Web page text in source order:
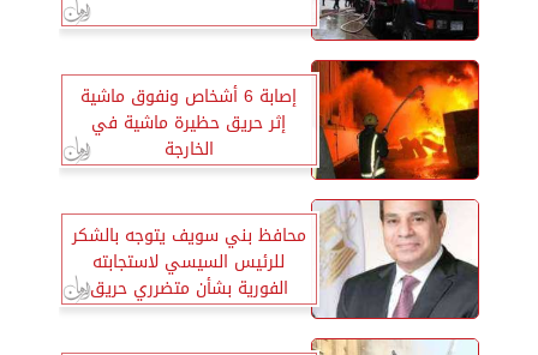
إصابة 6 أشخاص ونفوق ماشية
إثر حريق حظيرة ماشية في
الخارجة
محافظ بني سويف يتوجه بالشكر
للرئيس السيسي لاستجابته
الفورية بشأن متضرري حريق
معرض شباب مصر